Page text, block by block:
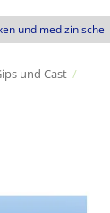
und medizinische
und Cast /